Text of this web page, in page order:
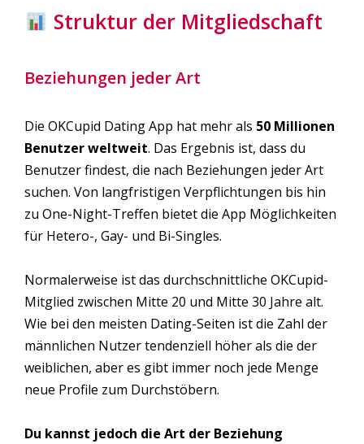
Struktur der Mitgliedschaft
Beziehungen jeder Art
Die OKCupid Dating App hat mehr als 50 Millionen
Benutzer weltweit. Das Ergebnis ist, dass du
Benutzer findest, die nach Beziehungen jeder Art
suchen. Von langfristigen Verpflichtungen bis hin
zu One-Night-Treffen bietet die App Möglichkeiten
für Hetero-, Gay- und Bi-Singles.
Normalerweise ist das durchschnittliche OKCupid-
Mitglied zwischen Mitte 20 und Mitte 30 Jahre alt.
Wie bei den meisten Dating-Seiten ist die Zahl der
männlichen Nutzer tendenziell höher als die der
weiblichen, aber es gibt immer noch jede Menge
neue Profile zum Durchstöbern.
Du kannst jedoch die Art der Beziehung